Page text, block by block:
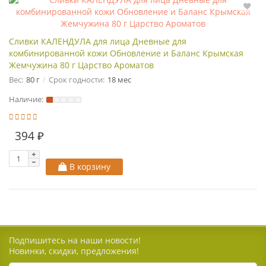
Сливки КАЛЕНДУЛА для лица Дневные для
комбинированной кожи Обновление и Баланс Крымская
Жемчужина 80 г Царство Ароматов
Вес: 80 г Срок годности: 18 мес
Наличие:
394 ₽
В корзину
Подпишитесь на наши новости!
Новинки, скидки, предложения!